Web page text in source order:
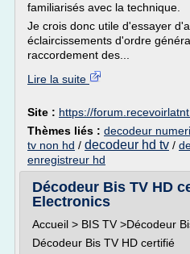
familiarisés avec la technique.
Je crois donc utile d'essayer
éclaircissements d'ordre
raccordement des...
Lire la suite
Site : https://
Thèmes liés : decodeur
tv non hd / decodeur hd tv /
enregistreur hd
Décodeur Bis TV HD
Electronics
Accueil > BIS TV >Décodeur
Décodeur Bis TV HD certifié